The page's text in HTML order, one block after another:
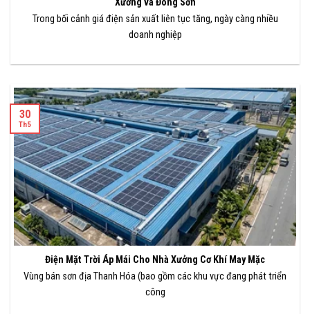
Xương và Đông Sơn
Trong bối cảnh giá điện sản xuất liên tục tăng, ngày càng nhiều
doanh nghiệp
Điện Mặt Trời Áp Mái Cho Nhà Xưởng Cơ Khí May Mặc
Vùng bán sơn địa Thanh Hóa (bao gồm các khu vực đang phát triển
công
30
Th5